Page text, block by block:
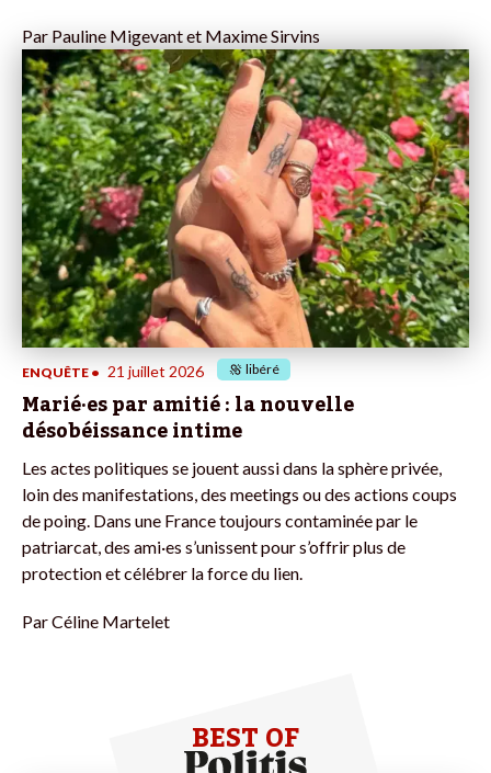
Par Pauline Migevant et Maxime Sirvins
ENQUÊTE • 21 juillet 2026 libéré
Marié·es par amitié : la nouvelle
désobéissance intime
Les actes politiques se jouent aussi dans la sphère privée,
loin des manifestations, des meetings ou des actions coups
de poing. Dans une France toujours contaminée par le
patriarcat, des ami·es s’unissent pour s’offrir plus de
protection et célébrer la force du lien.
ParCéline Martelet
BEST OF